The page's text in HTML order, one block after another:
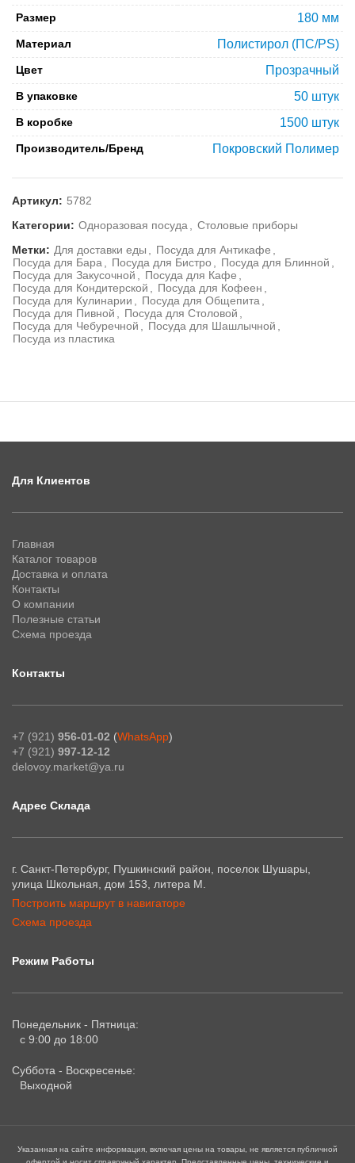
Размер 180 мм
Материал Полистирол (ПС/PS)
Цвет Прозрачный
В упаковке 50 штук
В коробке 1500 штук
Производитель/Бренд Покровский Полимер
Артикул: 5782
Категории: Одноразовая посуда, Столовые приборы
Метки: Для доставки еды , Посуда для Антикафе ,
Посуда для Бара, Посуда для Бистро , Посуда для Блинной ,
Посуда для Закусочной , Посуда для Кафе ,
Посуда для Кондитерской , Посуда для Кофеен ,
Посуда для Кулинарии , Посуда для Общепита,
Посуда для Пивной , Посуда для Столовой ,
Посуда для Чебуречной , Посуда для Шашлычной ,
Посуда из пластика
Для Клиентов
Главная
Каталог товаров
Доставка и оплата
Контакты
О компании
Полезные статьи
Схема проезда
Контакты
+7 (921) 956-01-02 (WhatsApp)
+7 (921) 997-12-12
delovoy.market@ya.ru
Адрес Склада
г. Санкт-Петербург, Пушкинский район, поселок Шушары,
улица Школьная, дом 153, литера М.
Построить маршрут в навигаторе
Схема проезда
Режим Работы
Понедельник - Пятница:
с 9:00 до 18:00
Суббота - Воскресенье:
Выходной
Указанная на сайте информация, включая цены на товары, не является публичной